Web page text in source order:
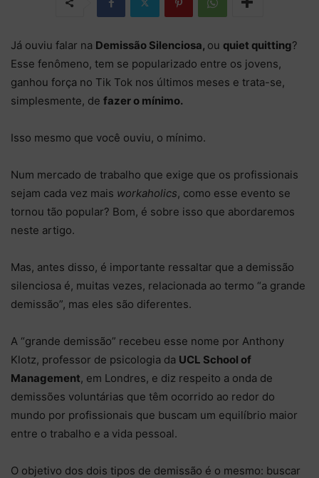
Já ouviu falar na Demissão Silenciosa, ou quiet quitting?
Esse fenômeno, tem se popularizado entre os jovens,
ganhou força no Tik Tok nos últimos meses e trata-se,
simplesmente, de fazer o mínimo.
Isso mesmo que você ouviu, o mínimo.
Num mercado de trabalho que exige que os profissionais
sejam cada vez mais workaholics, como esse evento se
tornou tão popular? Bom, é sobre isso que abordaremos
neste artigo.
Mas, antes disso, é importante ressaltar que a demissão
silenciosa é, muitas vezes, relacionada ao termo “a grande
demissão”, mas eles são diferentes.
A “grande demissão” recebeu esse nome por Anthony
Klotz, professor de psicologia da UCL School of
Management, em Londres, e diz respeito a onda de
demissões voluntárias que têm ocorrido ao redor do
mundo por profissionais que buscam um equilíbrio maior
entre o trabalho e a vida pessoal.
O objetivo dos dois tipos de demissão é o mesmo: buscar